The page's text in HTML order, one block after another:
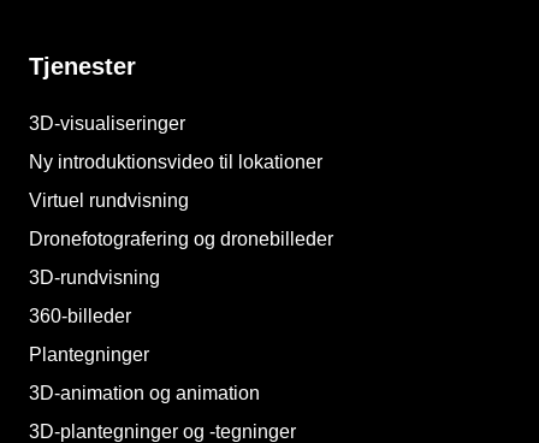
Tjenester
3D-visualiseringer
Ny introduktionsvideo til lokationer
Virtuel rundvisning
Dronefotografering og dronebilleder
3D-rundvisning
360-billeder
Plantegninger
3D-animation og animation
3D-plantegninger og -tegninger